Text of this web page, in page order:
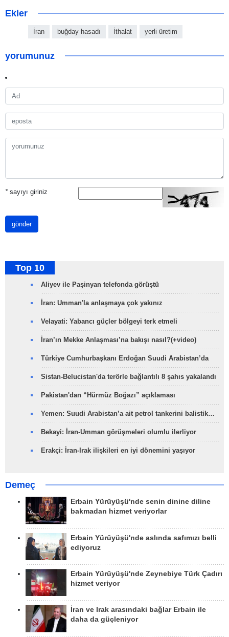
Ekler
İran buğday hasadı İthalat yerli üretim
yorumunuz
*sayıyı giriniz
gönder
Top 10
Aliyev ile Paşinyan telefonda görüştü
İran: Umman'la anlaşmaya çok yakınız
Velayati: Yabancı güçler bölgeyi terk etmeli
İran’ın Mekke Anlaşması’na bakışı nasıl?(+video)
Türkiye Cumhurbaşkanı Erdoğan Suudi Arabistan’da
Sistan-Belucistan'da terörle bağlantılı 8 şahıs yakalandı
Pakistan'dan “Hürmüz Boğazı” açıklaması
Yemen: Suudi Arabistan’a ait petrol tankerini balistik…
Bekayi: İran-Umman görüşmeleri olumlu ilerliyor
Erakçi: İran-Irak ilişkileri en iyi dönemini yaşıyor
Demeç
Erbain Yürüyüşü'nde senin dinine diline
bakmadan hizmet veriyorlar
Erbain Yürüyüşü'nde aslında safımızı belli
ediyoruz
Erbain Yürüyüşü'nde Zeynebiye Türk Çadırı
hizmet veriyor
İran ve Irak arasındaki bağlar Erbain ile
daha da güçleniyor